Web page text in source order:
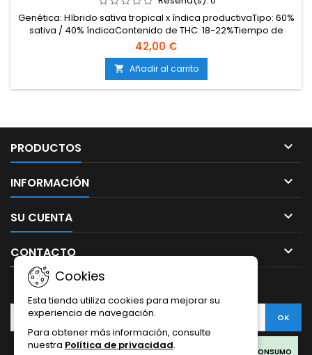
Genética: Híbrido sativa tropical x índica productivaTipo: 60%
sativa / 40% índicaContenido de THC: 18-22%Tiempo de
floración: 9-10 semanas en interiorProducción en
interior: 500-650 g/m²Producción en exterior: 800-1200
g/planta (lista a mediados-finales de octubre)Altura: 120-160
cm en interior; hasta 250-300 cm en exteriorAromas y...
42,00 €
 Añadir al carrito
PRODUCTOS 
INFORMACIÓN 
SU CUENTA 
CONTACTO 
Cookies
Esta tienda utiliza cookies para mejorar su
experiencia de navegación.
Para obtener más información, consulte
nuestra Política de privacidad.
LOS PRODUCTOS SON SOLO PARA COLECCIONISMO Y NO PARA CONSUMO